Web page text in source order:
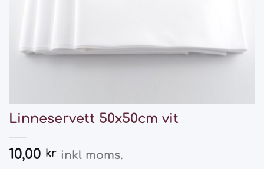
Linneservett 50x50cm vit
10,00 kr inkl moms.